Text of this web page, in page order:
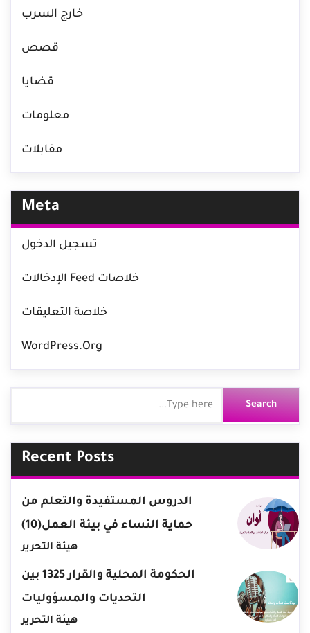
خارج السرب
قصص
قضايا
معلومات
مقابلات
Meta
تسجيل الدخول
خلاصات Feed الإدخالات
خلاصة التعليقات
WordPress.org
Recent Posts
الدروس المستفيدة والتعلم من
حماية النساء في بيئة العمل(10)
هيئة التحرير
الحكومة المحلية والقرار 1325 بين
التحديات والمسؤوليات
هيئة التحرير